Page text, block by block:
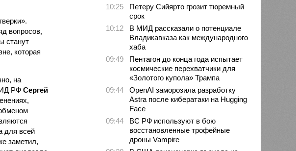
вопросов,
станут
которая
на
РФ Сергей
для всей
заметил,
10:25
Петеру Сийярто грозит тюремный
срок
10:12
В МИД рассказали о потенциале
Владикавказа как международного
хаба
09:49
Пентагон до конца года испытает
космические перехватчики для
«Золотого купола» Трампа
09:44
OpenAI заморозила разработку
Astra после кибератаки на Hugging
Face
09:44
ВС РФ используют в бою
восстановленные трофейные
дроны Vampire